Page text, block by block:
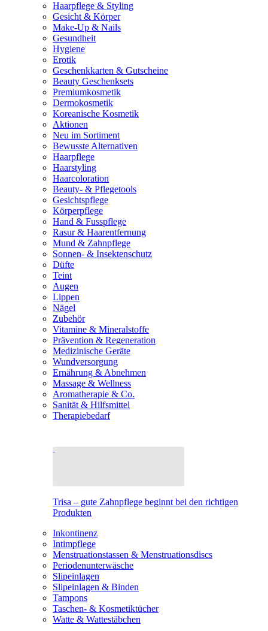
Haarpflege & Styling
Gesicht & Körper
Make-Up & Nails
Gesundheit
Hygiene
Erotik
Geschenkkarten & Gutscheine
Beauty Geschenksets
Premiumkosmetik
Dermokosmetik
Koreanische Kosmetik
Aktionen
Neu im Sortiment
Bewusste Alternativen
Haarpflege
Haarstyling
Haarcoloration
Beauty- & Pflegetools
Gesichtspflege
Körperpflege
Hand & Fusspflege
Rasur & Haarentfernung
Mund & Zahnpflege
Sonnen- & Insektenschutz
Düfte
Teint
Augen
Lippen
Nägel
Zubehör
Vitamine & Mineralstoffe
Prävention & Regeneration
Medizinische Geräte
Wundversorgung
Ernährung & Abnehmen
Massage & Wellness
Aromatherapie & Co.
Sanität & Hilfsmittel
Therapiebedarf
Trisa – gute Zahnpflege beginnt bei den richtigen
Produkten
Inkontinenz
Intimpflege
Menstruationstassen & Menstruationsdiscs
Periodenunterwäsche
Slipeinlagen
Slipeinlagen & Binden
Tampons
Taschen- & Kosmetiktücher
Watte & Wattestäbchen